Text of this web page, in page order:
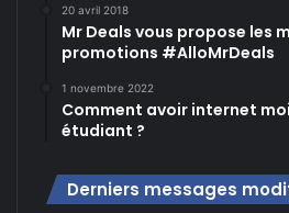
20 avril 2018
Mr Deals vous propose les
promotions #AlloMrDeals
1 novembre 2022
Comment avoir internet
étudiant ?
Derniers messages